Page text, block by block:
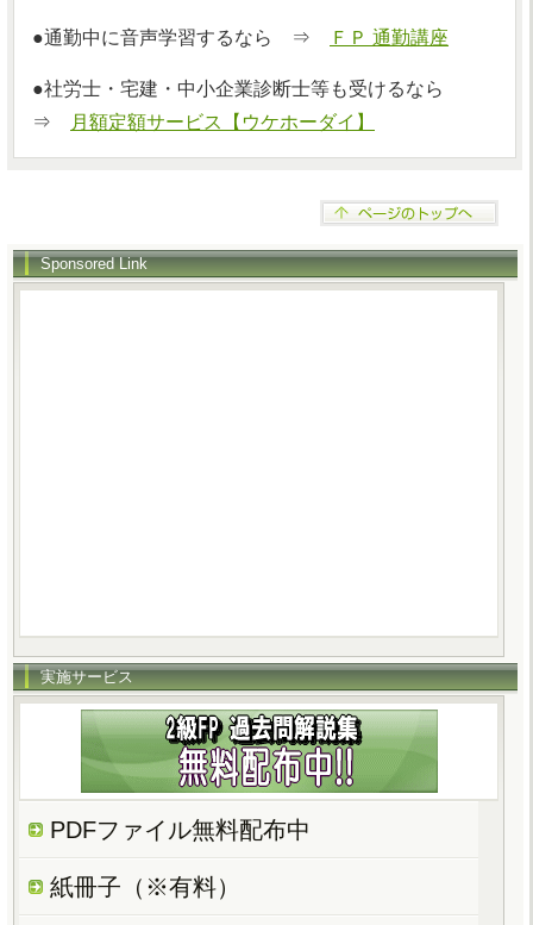
●通勤中に音声学習するなら ⇒ ＦＰ 通勤講座
●社労士・宅建・中小企業診断士等も受けるなら
⇒
月額定額サービス【ウケホーダイ】
Sponsored Link
実施サービス
PDFファイル無料配布中
紙冊子（※有料）